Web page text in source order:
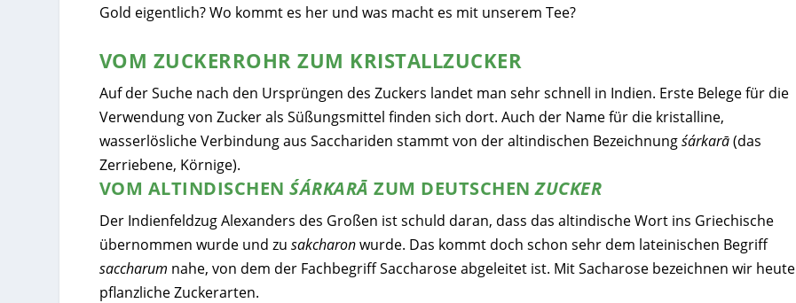
Gold eigentlich? Wo kommt es her und was macht es mit unserem Tee?
VOM ZUCKERROHR ZUM KRISTALLZUCKER
Auf der Suche nach den Ursprüngen des Zuckers landet man sehr schnell in Indien. Erste Belege für die
Verwendung von Zucker als Süßungsmittel finden sich dort. Auch der Name für die kristalline,
wasserlösliche Verbindung aus Sacchariden stammt von der altindischen Bezeichnungśárkarā(das
Zerriebene, Körnige).
VOM ALTINDISCHENŚÁRKARĀZUM DEUTSCHEN ZUCKER
Der Indienfeldzug Alexanders des Großen ist schuld daran, dass das altindische Wort ins Griechische
übernommen wurde und zu sakcharonwurde. Das kommt doch schon sehr dem lateinischen Begriff
saccharum nahe, von dem der Fachbegriff Saccharose abgeleitet ist. Mit Sacharose bezeichnen wir heute
pflanzliche Zuckerarten.